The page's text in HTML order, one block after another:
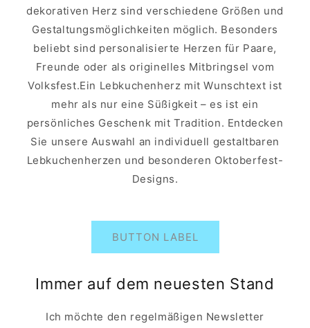
dekorativen Herz sind verschiedene Größen und
Gestaltungsmöglichkeiten möglich. Besonders
beliebt sind personalisierte Herzen für Paare,
Freunde oder als originelles Mitbringsel vom
Volksfest.Ein Lebkuchenherz mit Wunschtext ist
mehr als nur eine Süßigkeit – es ist ein
persönliches Geschenk mit Tradition. Entdecken
Sie unsere Auswahl an individuell gestaltbaren
Lebkuchenherzen und besonderen Oktoberfest-
Designs.
BUTTON LABEL
Immer auf dem neuesten Stand
Ich möchte den regelmäßigen Newsletter